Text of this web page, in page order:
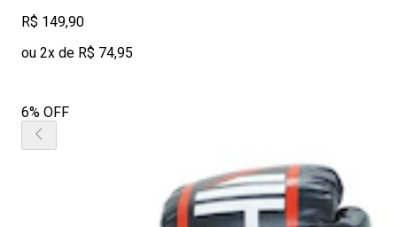
R$ 149,90
ou 2x de R$ 74,95
6% OFF